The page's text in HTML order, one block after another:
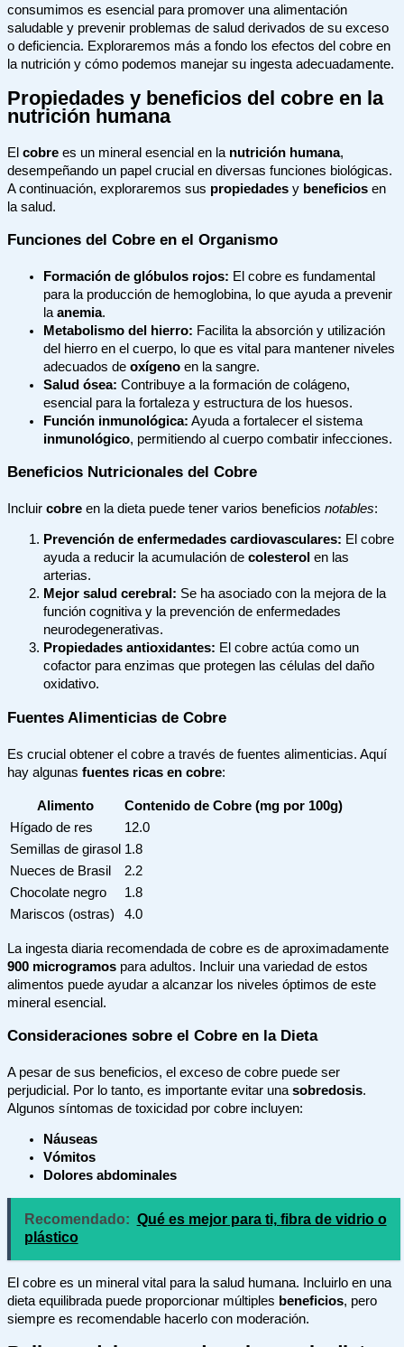
consumimos es esencial para promover una alimentación
saludable y prevenir problemas de salud derivados de su exceso
o deficiencia. Exploraremos más a fondo los efectos del cobre en
la nutrición y cómo podemos manejar su ingesta adecuadamente.
Propiedades y beneficios del cobre en la
nutrición humana
El cobre es un mineral esencial en la nutrición humana,
desempeñando un papel crucial en diversas funciones biológicas.
A continuación, exploraremos sus propiedades y beneficios en
la salud.
Funciones del Cobre en el Organismo
Formación de glóbulos rojos: El cobre es fundamental
para la producción de hemoglobina, lo que ayuda a prevenir
la anemia.
Metabolismo del hierro: Facilita la absorción y utilización
del hierro en el cuerpo, lo que es vital para mantener niveles
adecuados de oxígeno en la sangre.
Salud ósea: Contribuye a la formación de colágeno,
esencial para la fortaleza y estructura de los huesos.
Función inmunológica: Ayuda a fortalecer el sistema
inmunológico, permitiendo al cuerpo combatir infecciones.
Beneficios Nutricionales del Cobre
Incluir cobre en la dieta puede tener varios beneficios notables:
Prevención de enfermedades cardiovasculares: El cobre
ayuda a reducir la acumulación de colesterol en las
arterias.
Mejor salud cerebral: Se ha asociado con la mejora de la
función cognitiva y la prevención de enfermedades
neurodegenerativas.
Propiedades antioxidantes: El cobre actúa como un
cofactor para enzimas que protegen las células del daño
oxidativo.
Fuentes Alimenticias de Cobre
Es crucial obtener el cobre a través de fuentes alimenticias. Aquí
hay algunas fuentes ricas en cobre:
Alimento
Contenido de Cobre (mg por 100g)
Hígado de res
12.0
Semillas de girasol 1.8
Nueces de Brasil
2.2
Chocolate negro
1.8
Mariscos (ostras)
4.0
La ingesta diaria recomendada de cobre es de aproximadamente
900 microgramos para adultos. Incluir una variedad de estos
alimentos puede ayudar a alcanzar los niveles óptimos de este
mineral esencial.
Consideraciones sobre el Cobre en la Dieta
A pesar de sus beneficios, el exceso de cobre puede ser
perjudicial. Por lo tanto, es importante evitar una sobredosis.
Algunos síntomas de toxicidad por cobre incluyen:
Náuseas
Vómitos
Dolores abdominales
Recomendado: Qué es mejor para ti, fibra de vidrio o
plástico
El cobre es un mineral vital para la salud humana. Incluirlo en una
dieta equilibrada puede proporcionar múltiples beneficios, pero
siempre es recomendable hacerlo con moderación.